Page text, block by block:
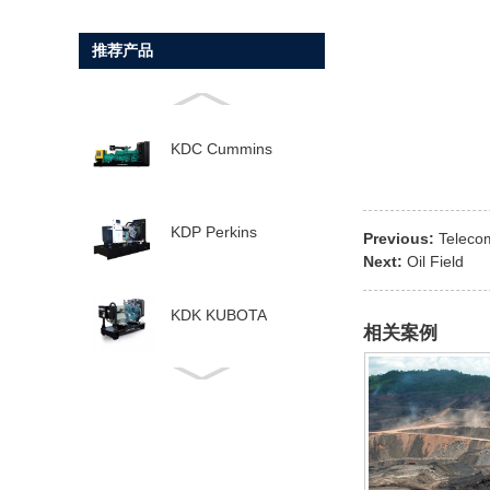
推荐产品
KDC Cummins
KDP Perkins
KDK KUBOTA
Previous:
Next: Oil Field
相关案例